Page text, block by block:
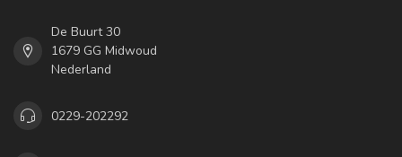
De Buurt 30
1679 GG Midwoud
Nederland
0229-202292